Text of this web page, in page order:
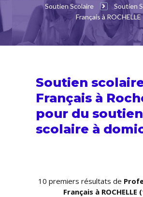
Soutien Scolaire
Soutien
Français à ROCHELLE
Soutien
Français à
pour du soutien
scolaire à
10 premiers résultats de
Français à ROCHELLE